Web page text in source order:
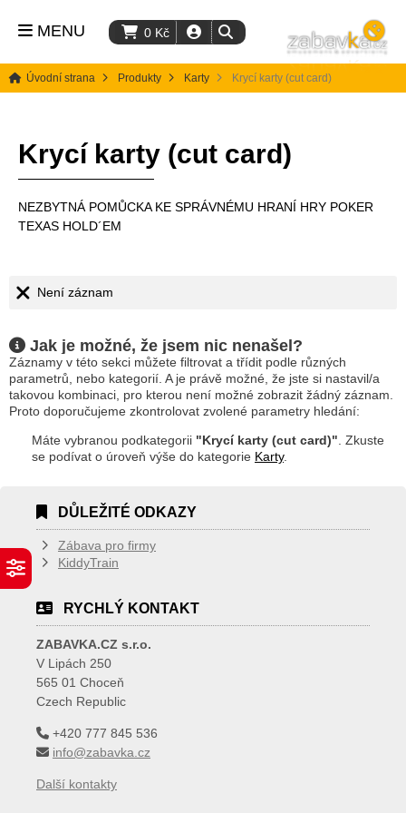
0 Kč
MENU
Úvodní strana Produkty Karty Krycí karty (cut card)
Krycí karty (cut card)
NEZBYTNÁ POMŮCKA KE SPRÁVNÉMU HRANÍ HRY POKER
TEXAS HOLD´EM
Není záznam
Jak je možné, že jsem nic nenašel?
Záznamy v této sekci můžete filtrovat a třídit podle různých
parametrů, nebo kategorií. A je právě možné, že jste si nastavil/a
takovou kombinaci, pro kterou není možné zobrazit žádný záznam.
Proto doporučujeme zkontrolovat zvolené parametry hledání:
Máte vybranou podkategorii "Krycí karty (cut card)". Zkuste
se podívat o úroveň výše do kategorie Karty.
DŮLEŽITÉ ODKAZY
Zábava pro firmy
KiddyTrain
RYCHLÝ KONTAKT
ZABAVKA.CZ s.r.o.
V Lipách 250
565 01 Choceň
Czech Republic
+420 777 845 536
info@zabavka.cz
Další kontakty